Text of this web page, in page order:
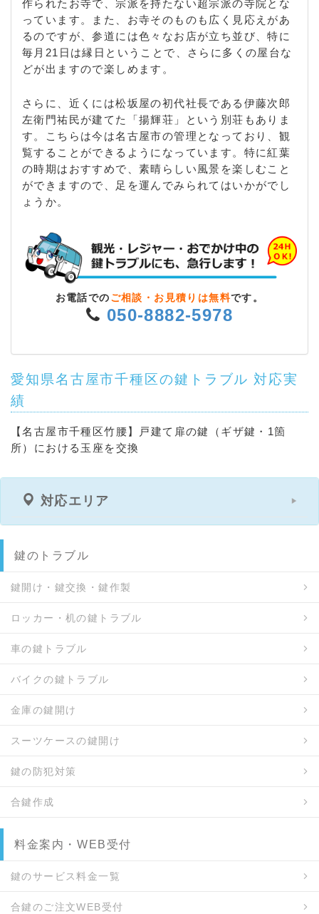
作られたお寺で、宗派を持たない超宗派の寺院とな
っています。また、お寺そのものも広く見応えがあ
るのですが、参道には色々なお店が立ち並び、特に
毎月21日は縁日ということで、さらに多くの屋台な
どが出ますので楽しめます。
さらに、近くには松坂屋の初代社長である伊藤次郎
左衛門祐民が建てた「揚輝荘」という別荘もありま
す。こちらは今は名古屋市の管理となっており、観
覧することができるようになっています。特に紅葉
の時期はおすすめで、素晴らしい風景を楽しむこと
ができますので、足を運んでみられてはいかがでし
ょうか。
お電話での ご相談・お見積りは無料です。
050-8882-5978
愛知県名古屋市千種区の鍵トラブル 対応実
績
【名古屋市千種区竹腰】戸建て扉の鍵（ギザ鍵・1箇
所）における玉座を交換
対応エリア
鍵のトラブル
鍵開け・鍵交換・鍵作製
ロッカー・机の鍵トラブル
車の鍵トラブル
バイクの鍵トラブル
金庫の鍵開け
スーツケースの鍵開け
鍵の防犯対策
合鍵作成
料金案内・WEB受付
鍵のサービス料金一覧
合鍵のご注文WEB受付